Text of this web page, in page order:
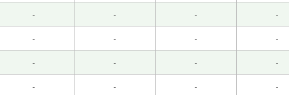
说的“六何八何”的原则是重要。对我来说您的解释是很宝贵的。
。但是小红花老师很亲切，一直笑着说中文，说得也很慢，我慢慢
！( 50代 男性 )
- - - -
- - - -
- - - -
- - - -